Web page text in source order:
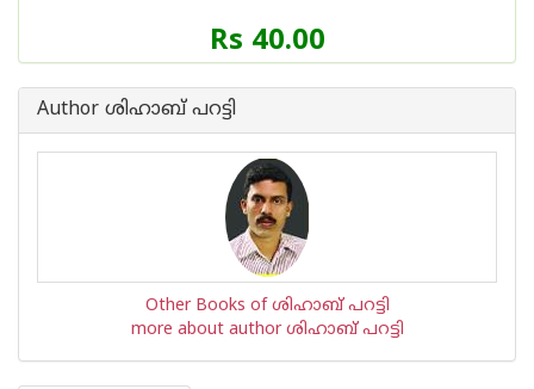
Price
of
Book
Rs 40.00
Author ശിഹാബ് പറട്ടി
Other Books of ശിഹാബ് പറട്ടി
more about author ശിഹാബ് പറട്ടി